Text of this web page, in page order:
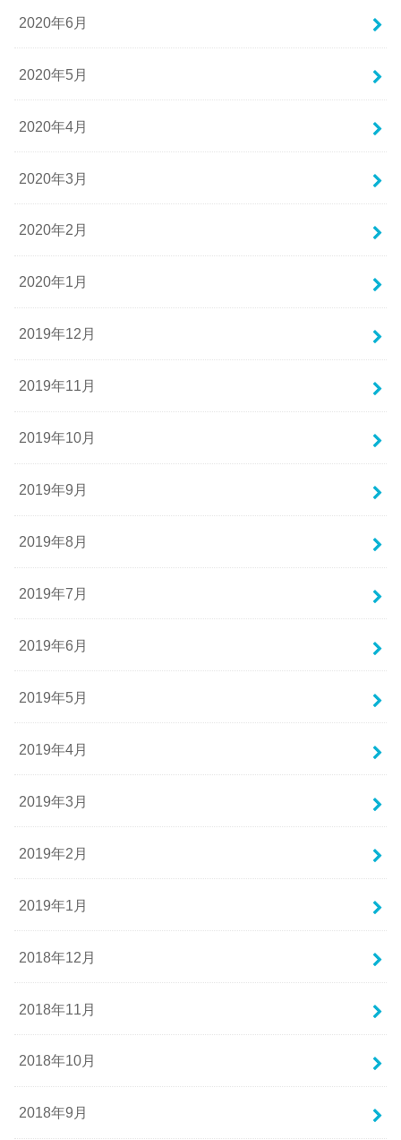
2020年6月
2020年5月
2020年4月
2020年3月
2020年2月
2020年1月
2019年12月
2019年11月
2019年10月
2019年9月
2019年8月
2019年7月
2019年6月
2019年5月
2019年4月
2019年3月
2019年2月
2019年1月
2018年12月
2018年11月
2018年10月
2018年9月